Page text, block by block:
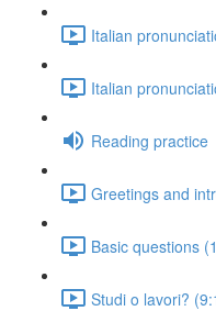
Italian
Italian
Reading practice
Greetings and
Basic questions
Studi o lavori?